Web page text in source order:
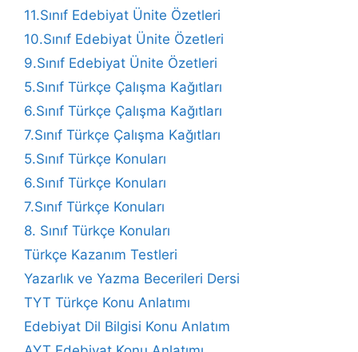
11.Sınıf Edebiyat Ünite Özetleri
10.Sınıf Edebiyat Ünite Özetleri
9.Sınıf Edebiyat Ünite Özetleri
5.Sınıf Türkçe Çalışma Kağıtları
6.Sınıf Türkçe Çalışma Kağıtları
7.Sınıf Türkçe Çalışma Kağıtları
5.Sınıf Türkçe Konuları
6.Sınıf Türkçe Konuları
7.Sınıf Türkçe Konuları
8. Sınıf Türkçe Konuları
Türkçe Kazanım Testleri
Yazarlık ve Yazma Becerileri Dersi
TYT Türkçe Konu Anlatımı
Edebiyat Dil Bilgisi Konu Anlatım